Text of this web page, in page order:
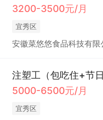
3200-3500元/月
宜秀区
安徽菜悠悠食品科技有限
注塑工（包吃住+节日
5000-6500元/月
宜秀区